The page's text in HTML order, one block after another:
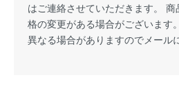
はご連絡させていただきます。
格の変更がある場合がございます
異なる場合がありますのでメール